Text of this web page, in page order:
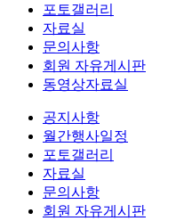
포토갤러리
자료실
문의사항
회원 자유게시판
동영상자료실
공지사항
월간행사일정
포토갤러리
자료실
문의사항
회원 자유게시판